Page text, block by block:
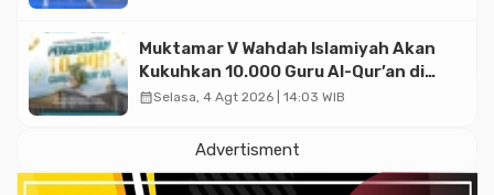
Muktamar V Wahdah Islamiyah Akan
Kukuhkan 10.000 Guru Al-Qur’an di
Masjid Istiqlal
calendar_monthSelasa, 4 Agt 2026 | 14:03 WIB
Advertisment